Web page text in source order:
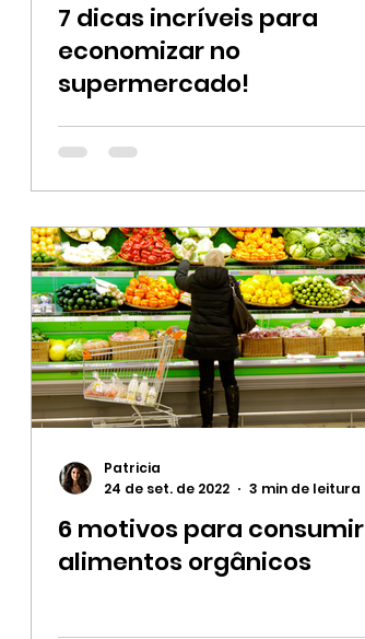
7 dicas incríveis para
economizar no
supermercado!
6 motivos para consumir
alimentos orgânicos
Patricia
24 de set. de 2022
3 min de leitura